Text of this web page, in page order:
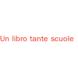
Un libro tante scuole